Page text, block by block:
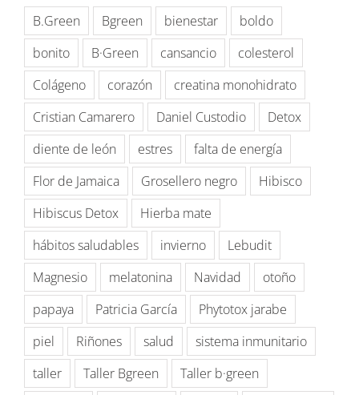
B.Green Bgreen bienestar
boldo
bonito
B·Green cansancio
colesterol
Colágeno
corazón
creatina monohidrato
Cristian Camarero
Daniel Custodio
Detox
diente de león
estres
falta de energía
Flor de Jamaica
Grosellero negro
Hibisco
Hibiscus Detox
Hierba mate
hábitos saludables
invierno
Lebudit
Magnesio
melatonina Navidad
otoño
papaya
Patricia García
Phytotox jarabe
piel
Riñones salud
sistema inmunitario
taller
Taller Bgreen
Taller b·green